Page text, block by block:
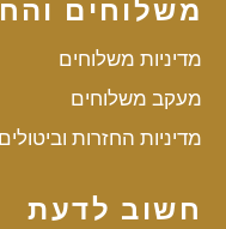
משלוחים
מדיניות משלוחים
מעקב משלוחים
מדיניות החזרות וביטולים
חשוב לדעת